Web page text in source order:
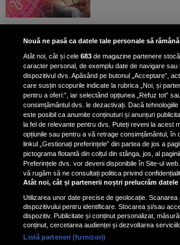
Patru zodii
special de la
ianuarie. Vezi
ele
3 zodii ale
realitate pe 29
dacă te afli
Nouă ne pasă ca datele tale personale să
Atât noi, cât și cele683 de magazine partenere
caracter personal, de exemplu date de navigare sau
dispozitivul dvs. Apăsând pe butonul „Acceptare”,
care susțin scopurile indicate la rubrica „Noi, și
pentru a oferi:”, iar selectând opțiunea „Refuz tot”
consimțământul dvs. le dezactivați. Dacă
este posibil ca anumite conținuturi și anunțuri
la fel de relevante pentru dvs. Puteți reveni la acest
opțiunile sau pentru a vă retrage consimțământul, în
linkul „Gestionați preferințele” din partea de jos a
pictograma flotantă din colțul din stânga, jos, al
Preferințele dvs. vor deveni disponibile în Site-ul
vă rugăm să ne consultați politica privind
Atât noi, cât și partenerii noștri prelucrăm
Utilizarea unor date precise de geolocație.
dispozitivului pentru identificare. Stocarea și/sau
dispozitiv. Publicitate și conținut personalizat,
conținut, cercetarea audienței și dezvoltarea
Listă parteneri (furnizori)